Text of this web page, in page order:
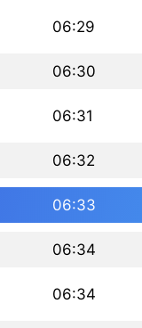
06:29
06:30
06:31
06:32
06:33
06:34
06:34